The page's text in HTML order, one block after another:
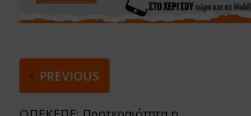
PREVIOUS